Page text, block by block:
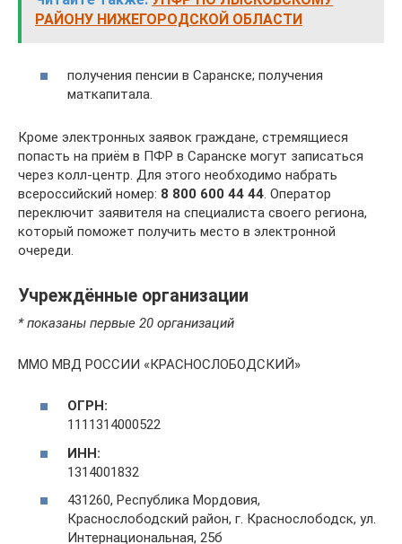
РАЙОНУ НИЖЕГОРОДСКОЙ ОБЛАСТИ
получения пенсии в Саранске; получения
маткапитала.
Кроме электронных заявок граждане, стремящиеся
попасть на приём в ПФР в Саранске могут записаться
через колл-центр. Для этого необходимо набрать
всероссийский номер: 8 800 600 44 44. Оператор
переключит заявителя на специалиста своего региона,
который поможет получить место в электронной
очереди.
Учреждённые организации
* показаны первые 20 организаций
ММО МВД РОССИИ «КРАСНОСЛОБОДСКИЙ»
ОГРН:
1111314000522
ИНН:
1314001832
431260, Республика Мордовия,
Краснослободский район, г. Краснослободск, ул.
Интернациональная, 25б